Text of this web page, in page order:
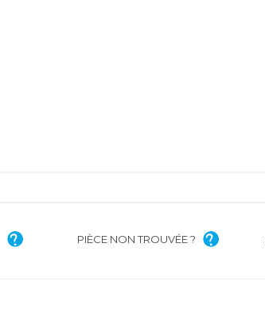
PIÈCE NON TROUVÉE ?